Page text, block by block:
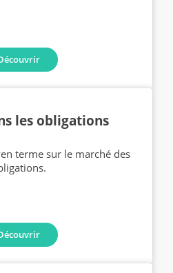
les obligations
terme sur le marché des